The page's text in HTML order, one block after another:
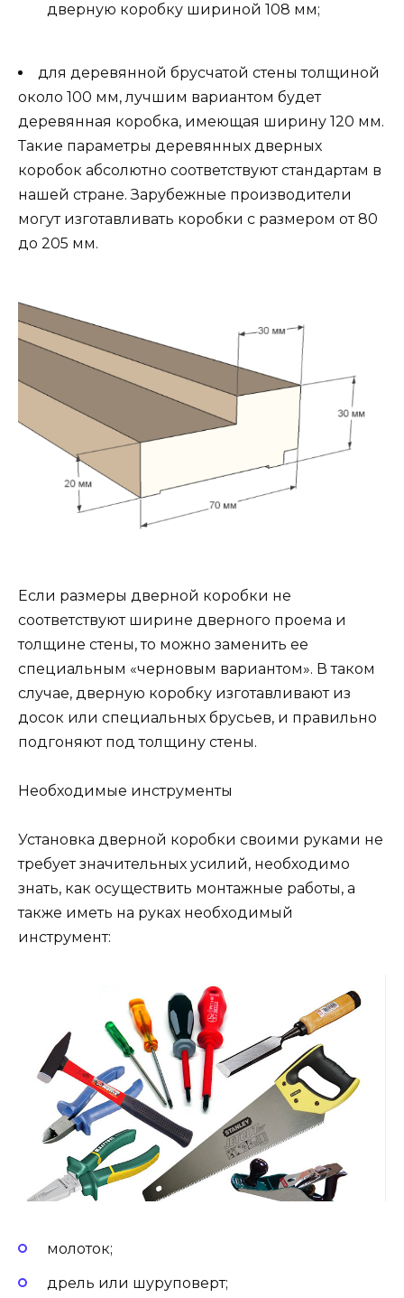
дверную коробку шириной 108 мм;
для деревянной брусчатой стены толщиной
около 100 мм, лучшим вариантом будет
деревянная коробка, имеющая ширину 120 мм.
Такие параметры деревянных дверных
коробок абсолютно соответствуют стандартам в
нашей стране. Зарубежные производители
могут изготавливать коробки с размером от 80
до 205 мм.
Если размеры дверной коробки не
соответствуют ширине дверного проема и
толщине стены, то можно заменить ее
специальным «черновым вариантом». В таком
случае, дверную коробку изготавливают из
досок или специальных брусьев, и правильно
подгоняют под толщину стены.
Необходимые инструменты
Установка дверной коробки своими руками не
требует значительных усилий, необходимо
знать, как осуществить монтажные работы, а
также иметь на руках необходимый
инструмент:
молоток;
дрель или шуруповерт;